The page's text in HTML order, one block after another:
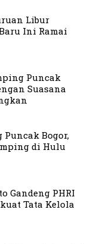
Libur
Ini Ramai
Puncak
Suasana
Bogor,
di Hulu
Gandeng PHRI
Tata Kelola